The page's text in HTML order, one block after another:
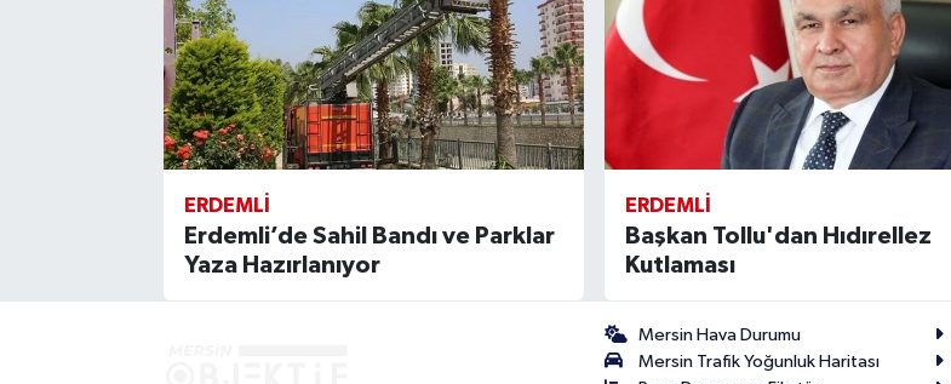
ERDEMLI
Erdemli’de Sahil Bandı ve Parklar
Yaza Hazırlanıyor
ERDEMLI
Başkan Tollu'dan Hıdırellez
Kutlaması
Mersin Hava Durumu
Mersin Trafik Yoğunluk Haritası